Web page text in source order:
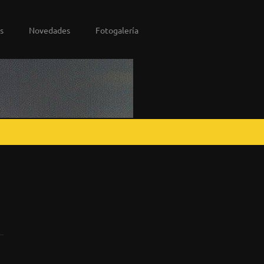
Novedades Fotogalería